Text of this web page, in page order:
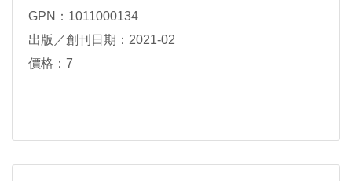
GPN：1011000134
出版／創刊日期：2021-02
價格：7